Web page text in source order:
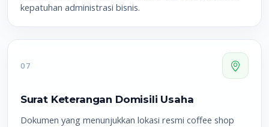
kepatuhan administrasi bisnis.
07
Surat Keterangan Domisili Usaha
Dokumen yang menunjukkan lokasi resmi coffee shop